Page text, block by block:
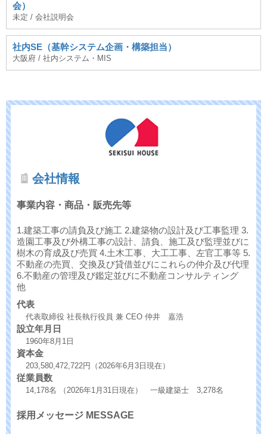
会）
未定 / 会社説明会
社内SE（基幹システム企画・構築担当）
大阪府 / 社内システム・MIS
会社情報
事業内容・商品・販売先等
1.建築工事の請負及び施工 2.建築物の設計及び工事監理 3.
造園工事及び外構工事の設計、請負、施工及び監理並びに
樹木の育成及び売買 4.土木工事、大工工事、左官工事等 5.
不動産の売買、交換及び貸借並びにこれらの仲介及び代理
6.不動産の管理及び鑑定並びに不動産コンサルティング
他
代表
代表取締役 社長執行役員 兼 CEO 仲井 嘉浩
設立年月日
1960年8月1日
資本金
203,580,472,722円（2026年6月3日現在）
従業員数
14,178名 （2026年1月31日現在） 一級建築士 3,278名
採用メッセージ MESSAGE